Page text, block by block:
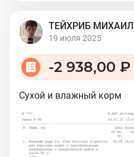
ТЕЙХРИБ МИХАИЛ
19 июля 2025
-2 938,00 ₽
Сухой и влажный корм